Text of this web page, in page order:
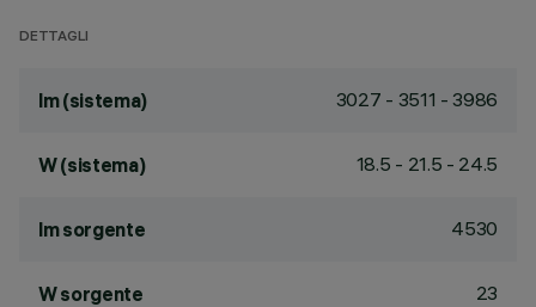
DETTAGLI
lm (sistema) 3027 - 3511 - 3986
W (sistema) 18.5 - 21.5 - 24.5
lm sorgente 4530
W sorgente 23